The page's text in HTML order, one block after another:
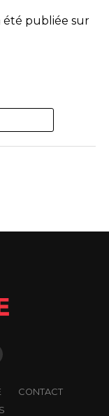
été publiée sur
CONTACT